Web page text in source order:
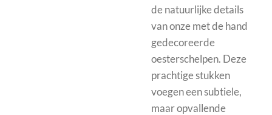
de natuurlijke details
van onze met de hand
gedecoreerde
oesterschelpen. Deze
prachtige stukken
voegen een subtiele,
maar opvallende